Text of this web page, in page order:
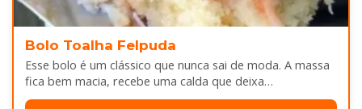
Bolo Toalha Felpuda
Esse bolo é um clássico que nunca sai de moda. A massa
fica bem macia, recebe uma calda que deixa…